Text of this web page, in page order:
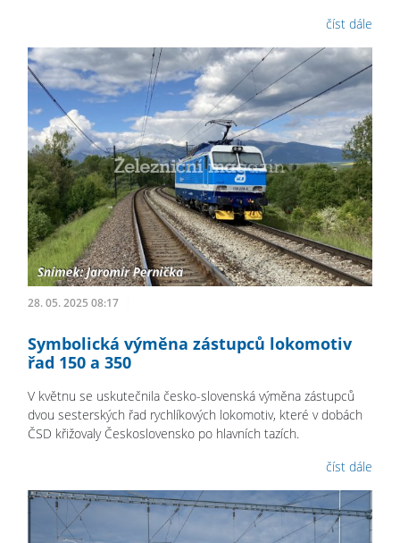
číst dále
28. 05. 2025 08:17
Symbolická výměna zástupců lokomotiv
řad 150 a 350
V květnu se uskutečnila česko-slovenská výměna zástupců
dvou sesterských řad rychlíkových lokomotiv, které v dobách
ČSD křižovaly Československo po hlavních tazích.
číst dále